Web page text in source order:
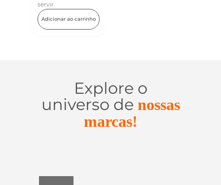
servir
Adicionar ao carrinho
Explore o
universo de nossas
marcas!